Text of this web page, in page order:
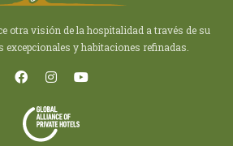
otra visión de la hospitalidad a través de su
excepcionales y habitaciones refinadas.